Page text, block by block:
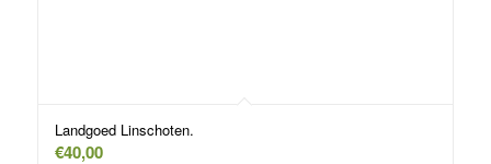
Landgoed Linschoten.
€40,00